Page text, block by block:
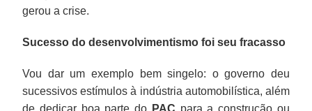
gerou a crise.
Sucesso do desenvolvimentismo foi seu fracasso
Vou dar um exemplo bem singelo: o governo deu
sucessivos estímulos à indústria automobilística, além
de dedicar boa parte do PAC para a construção ou